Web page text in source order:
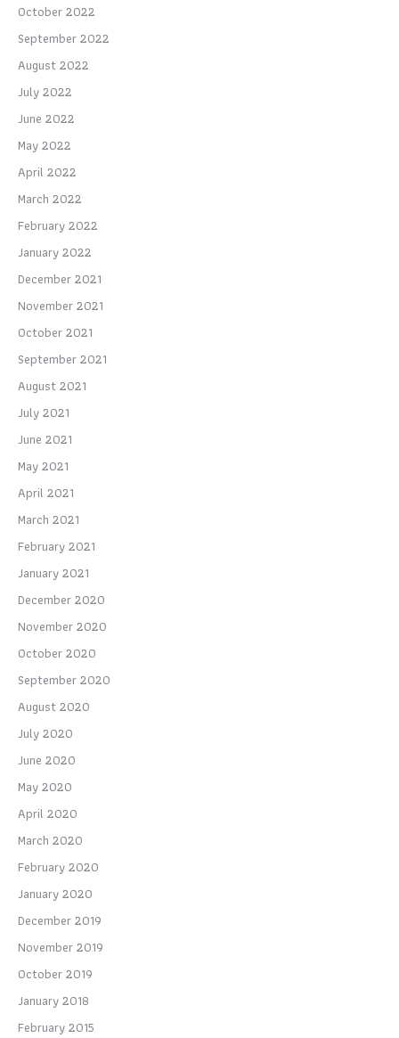
October 2022
September 2022
August 2022
July 2022
June 2022
May 2022
April 2022
March 2022
February 2022
January 2022
December 2021
November 2021
October 2021
September 2021
August 2021
July 2021
June 2021
May 2021
April 2021
March 2021
February 2021
January 2021
December 2020
November 2020
October 2020
September 2020
August 2020
July 2020
June 2020
May 2020
April 2020
March 2020
February 2020
January 2020
December 2019
November 2019
October 2019
January 2018
February 2015